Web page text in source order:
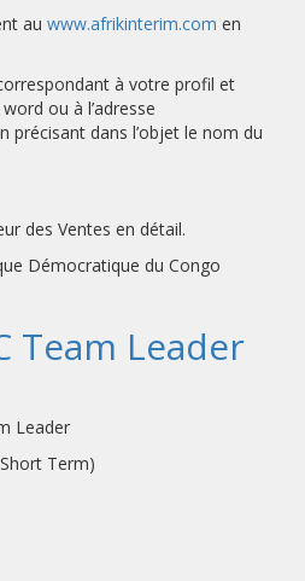
au www.afrikinterim.com en
à votre profil et
ou à l’adresse
précisant dans l’objet le nom du
des Ventes en détail.
Démocratique du Congo
Team Leader
Leader
Term)